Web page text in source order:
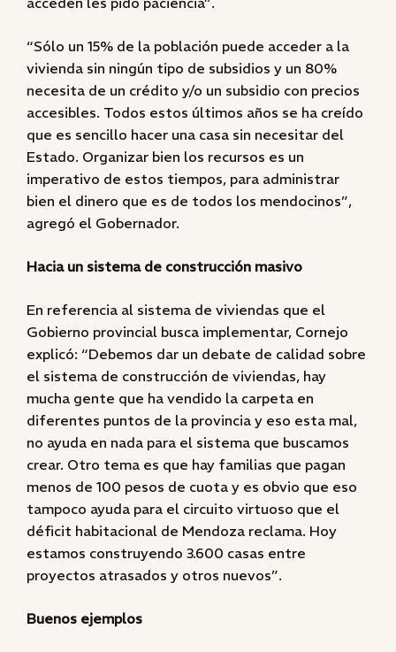
“Sólo un 15% de la población puede acceder a la
vivienda sin ningún tipo de subsidios y un 80%
necesita de un crédito y/o un subsidio con precios
accesibles. Todos estos últimos años se ha creído
que es sencillo hacer una casa sin necesitar del
Estado. Organizar bien los recursos es un
imperativo de estos tiempos, para administrar
bien el dinero que es de todos los mendocinos”,
agregó el Gobernador.
Hacia un sistema de construcción masivo
En referencia al sistema de viviendas que el
Gobierno provincial busca implementar, Cornejo
explicó: “Debemos dar un debate de calidad sobre
el sistema de construcción de viviendas, hay
mucha gente que ha vendido la carpeta en
diferentes puntos de la provincia y eso esta mal,
no ayuda en nada para el sistema que buscamos
crear. Otro tema es que hay familias que pagan
menos de 100 pesos de cuota y es obvio que eso
tampoco ayuda para el circuito virtuoso que el
déficit habitacional de Mendoza reclama. Hoy
estamos construyendo 3.600 casas entre
proyectos atrasados y otros nuevos”.
Buenos ejemplos